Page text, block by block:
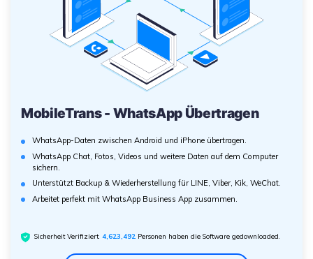
MobileTrans - WhatsApp Übertragen
WhatsApp-Daten zwischen Android und iPhone übertragen.
WhatsApp Chat, Fotos, Videos und weitere Daten auf dem Computer
sichern.
Unterstützt Backup & Wiederherstellung für LINE, Viber, Kik, WeChat.
Arbeitet perfekt mit WhatsApp Business App zusammen.
Sicherheit Verifiziert.4,623,494 Personen haben die Software gedownloaded.